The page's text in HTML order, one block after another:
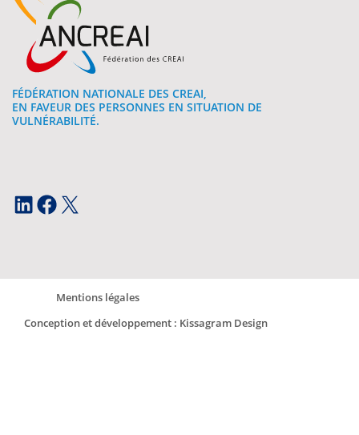
FÉDÉRATION NATIONALE DES CREAI,
EN FAVEUR DES PERSONNES EN SITUATION DE
VULNÉRABILITÉ.
LinkedIn Facebook X
Mentions légales
Conception et développement : Kissagram Design